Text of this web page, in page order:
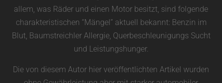
allem, was Räder und einen Motor besitzt, sind folgende
charakteristischen “Mängel” aktuell bekannt: Benzin im
Blut, Baumstreichler Allergie, Querbeschleunigungs Sucht
und Leistungshunger.
Die von diesem Autor hier veröffentlichten Artikel wurden